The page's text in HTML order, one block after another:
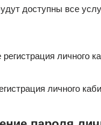
доступны все
личного